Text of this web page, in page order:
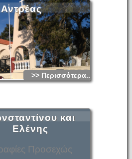
>> Περισσότερα...
Προσεχώς
και
Ελένης